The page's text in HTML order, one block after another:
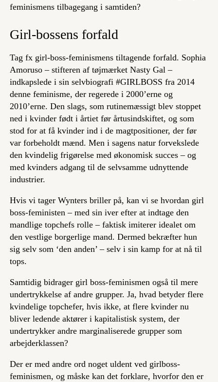
feminismens tilbagegang i samtiden?
Girl-bossens forfald
Tag fx girl-boss-feminismens tiltagende forfald. Sophia
Amoruso – stifteren af tøjmærket Nasty Gal –
indkapslede i sin selvbiografi #GIRLBOSS fra 2014
denne feminisme, der regerede i 2000’erne og
2010’erne. Den slags, som rutinemæssigt blev stoppet
ned i kvinder født i årtiet før årtusindskiftet, og som
stod for at få kvinder ind i de magtpositioner, der før
var forbeholdt mænd. Men i sagens natur forvekslede
den kvindelig frigørelse med økonomisk succes – og
med kvinders adgang til de selvsamme udnyttende
industrier.
Hvis vi tager Wynters briller på, kan vi se hvordan girl
boss-feministen – med sin iver efter at indtage den
mandlige topchefs rolle – faktisk imiterer idealet om
den vestlige borgerlige mand. Dermed bekræfter hun
sig selv som ‘den anden’ – selv i sin kamp for at nå til
tops.
Samtidig bidrager girl boss-feminismen også til mere
undertrykkelse af andre grupper. Ja, hvad betyder flere
kvindelige topchefer, hvis ikke, at flere kvinder nu
bliver ledende aktører i kapitalistisk system, der
undertrykker andre marginaliserede grupper som
arbejderklassen?
Der er med andre ord noget uldent ved girlboss-
feminismen, og måske kan det forklare, hvorfor den er